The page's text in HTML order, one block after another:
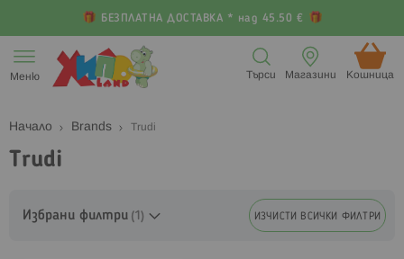
БЕЗПЛАТНА ДОСТАВКА * над 45.50 €
към
съдържанието
Меню Кошница (
Магазини
Търси
Начало Brands Trudi
Trudi
Избрани филтри ИЗЧИСТИ ВСИЧКИ ФИЛТРИ